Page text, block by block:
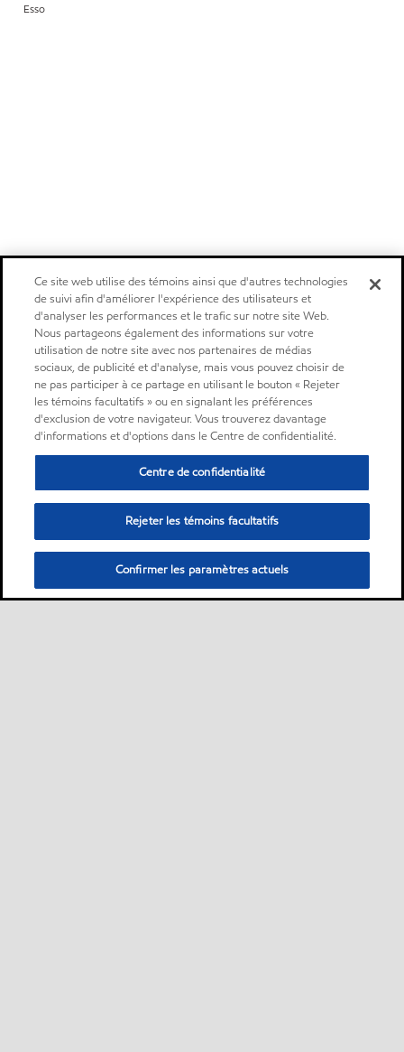
Esso
Ce site web utilise des témoins ainsi que d'autres technologies
de suivi afin d'améliorer l'expérience des utilisateurs et
d'analyser les performances et le trafic sur notre site Web.
Nous partageons également des informations sur votre
utilisation de notre site avec nos partenaires de médias
sociaux, de publicité et d'analyse, mais vous pouvez choisir de
ne pas participer à ce partage en utilisant le bouton « Rejeter
les témoins facultatifs » ou en signalant les préférences
d'exclusion de votre navigateur. Vous trouverez davantage
d'informations et d'options dans le Centre de confidentialité.
Centre de confidentialité
Rejeter les témoins facultatifs
Confirmer les paramètres actuels